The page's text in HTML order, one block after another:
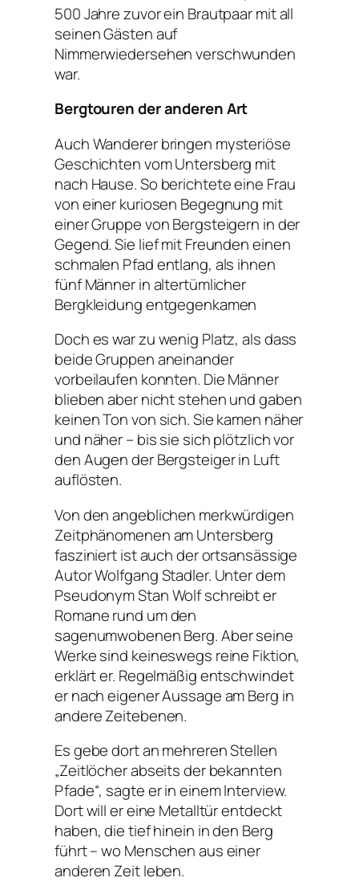
500 Jahre zuvor ein Brautpaar mit all
seinen Gästen auf
Nimmerwiedersehen verschwunden
war.
Bergtouren der anderen Art
Auch Wanderer bringen mysteriöse
Geschichten vom Untersberg mit
nach Hause. So berichtete eine Frau
von einer kuriosen Begegnung mit
einer Gruppe von Bergsteigern in der
Gegend. Sie lief mit Freunden einen
schmalen Pfad entlang, als ihnen
fünf Männer in altertümlicher
Bergkleidung entgegenkamen
Doch es war zu wenig Platz, als dass
beide Gruppen aneinander
vorbeilaufen konnten. Die Männer
blieben aber nicht stehen und gaben
keinen Ton von sich. Sie kamen näher
und näher – bis sie sich plötzlich vor
den Augen der Bergsteiger in Luft
auflösten.
Von den angeblichen merkwürdigen
Zeitphänomenen am Untersberg
fasziniert ist auch der ortsansässige
Autor Wolfgang Stadler. Unter dem
Pseudonym Stan Wolf schreibt er
Romane rund um den
sagenumwobenen Berg. Aber seine
Werke sind keineswegs reine Fiktion,
erklärt er. Regelmäßig entschwindet
er nach eigener Aussage am Berg in
andere Zeitebenen.
Es gebe dort an mehreren Stellen
„Zeitlöcher abseits der bekannten
Pfade“, sagte er in einem Interview.
Dort will er eine Metalltür entdeckt
haben, die tief hinein in den Berg
führt – wo Menschen aus einer
anderen Zeit leben.